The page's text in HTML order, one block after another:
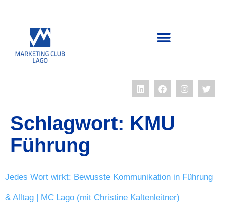
Schlagwort: KMU
Führung
Jedes Wort wirkt: Bewusste Kommunikation in Führung
& Alltag | MC Lago (mit Christine Kaltenleitner)